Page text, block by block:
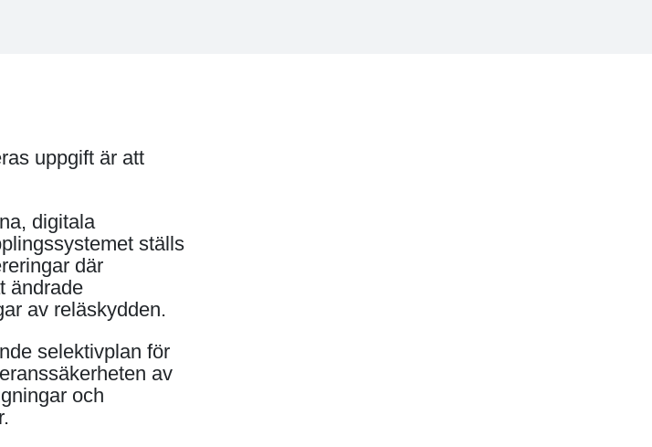
uppgift är att
digitala
ställs
där
ändrade
av reläskydden.
selektivplan för
av
och